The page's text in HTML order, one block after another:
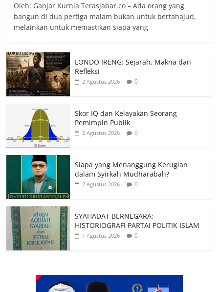
Oleh: Ganjar Kurnia Terasjabar.co – Ada orang yang
bangun di dua pertiga malam bukan untuk bertahajud,
melainkan untuk memastikan siapa yang
LONDO IRENG: Sejarah, Makna dan
Refleksi
2 Agustus 2026 0
Skor IQ dan Kelayakan Seorang
Pemimpin Publik
2 Agustus 2026 0
Siapa yang Menanggung Kerugian
dalam Syirkah Mudharabah?
2 Agustus 2026 0
SYAHADAT BERNEGARA:
HISTORIOGRAFI PARTAI POLITIK ISLAM
1 Agustus 2026 0